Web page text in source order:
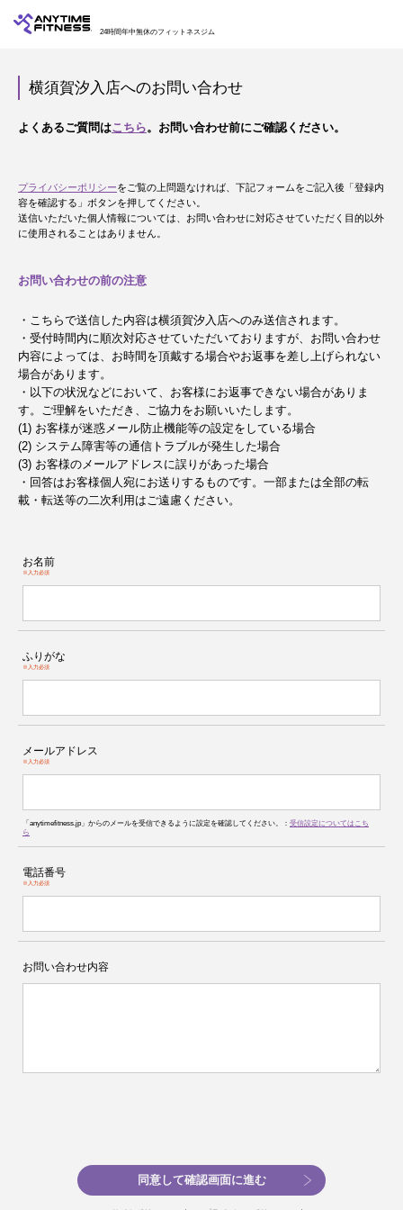
24時間年中無休のフィットネスジム
横須賀汐入店へのお問い合わせ
よくあるご質問はこちら。お問い合わせ前にご確認ください。
プライバシーポリシーをご覧の上問題なければ、下記フォームをご記入後「登録内
容を確認する」ボタンを押してください。
送信いただいた個人情報については、お問い合わせに対応させていただく目的以外
に使用されることはありません。
お問い合わせの前の注意
・こちらで送信した内容は横須賀汐入店へのみ送信されます。
・受付時間内に順次対応させていただいておりますが、お問い合わせ
内容によっては、お時間を頂戴する場合やお返事を差し上げられない
場合があります。
・以下の状況などにおいて、お客様にお返事できない場合がありま
す。ご理解をいただき、ご協力をお願いいたします。
(1) お客様が迷惑メール防止機能等の設定をしている場合
(2) システム障害等の通信トラブルが発生した場合
(3) お客様のメールアドレスに誤りがあった場合
・回答はお客様個人宛にお送りするものです。一部または全部の転
載・転送等の二次利用はご遠慮ください。
お名前
※入力必須
ふりがな
※入力必須
メールアドレス
※入力必須
「anytimefitness.jp」からのメールを受信できるように設定を確認してください。： 受信設定についてはこち
ら
電話番号
※入力必須
お問い合わせ内容